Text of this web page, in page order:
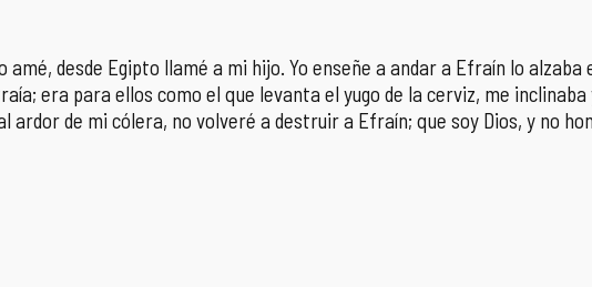
desde Egipto llamé a mi hijo. Yo enseñe a andar a Efraín lo
era para ellos como el que levanta el yugo de la cerviz, me
ardor de mi cólera, no volveré a destruir a Efraín; que soy Dios, y no